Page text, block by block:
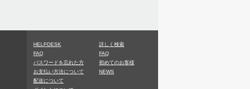
HELPDESK
FAQ
パスワードを忘れた方
お支払い方法について
配送について
詳しく検索
FAQ
初めてのお客様
NEWS